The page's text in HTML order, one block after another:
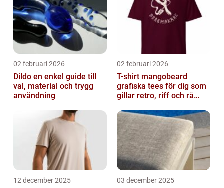
02 februari 2026
Dildo en enkel guide till
val, material och trygg
användning
02 februari 2026
T-shirt mangobeard
grafiska tees för dig som
gillar retro, riff och rå
12 december 2025 03 december 2025